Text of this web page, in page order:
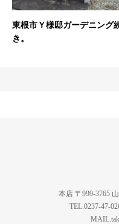
東根市Ｙ様邸ガーデニング
き。
本店 〒999-3765
TEL.0237-47-